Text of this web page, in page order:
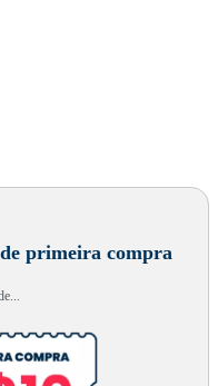
primeira compra